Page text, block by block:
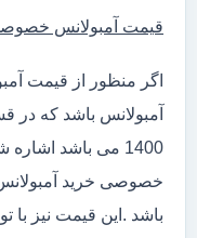
قیمت آمبولانس
اگر منظور از قیمت
آمبولانس باشد که در
1400 می باشد
خصوصی خرید
باشد .این قیمت نیز با